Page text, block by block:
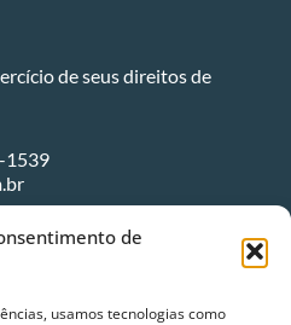
de
usamos tecnologias como
de seus direitos de
1539